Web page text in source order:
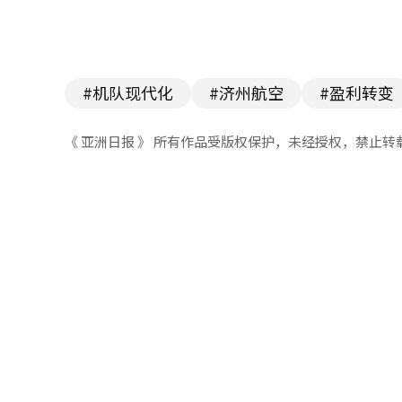
#机队现代化 #济州航空 #盈利转变
《 亚洲日报 》 所有作品受版权保护，未经授权，禁止转